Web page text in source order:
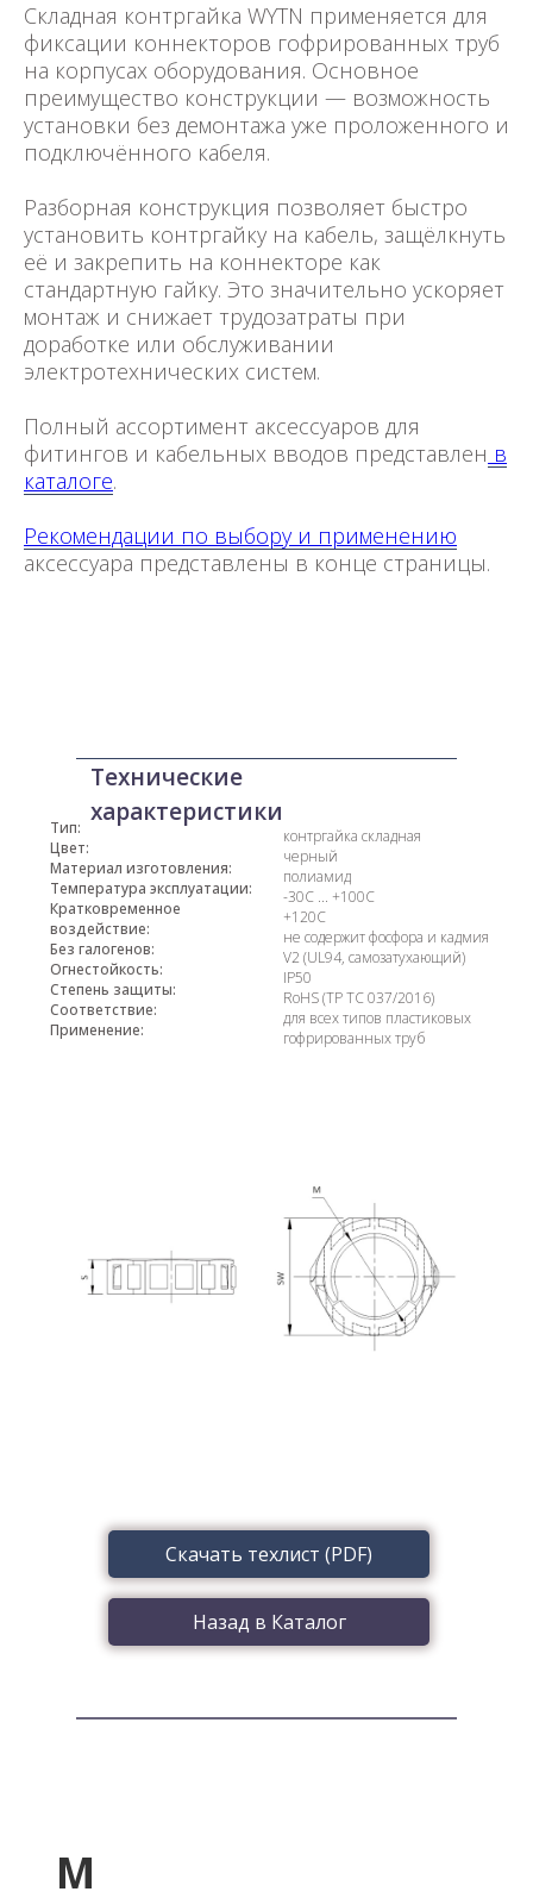
Складная контргайка WYTN применяется для
фиксации коннекторов гофрированных труб
на корпусах оборудования. Основное
преимущество конструкции — возможность
установки без демонтажа уже проложенного и
подключённого кабеля.
Разборная конструкция позволяет быстро
установить контргайку на кабель, защёлкнуть
её и закрепить на коннекторе как
стандартную гайку. Это значительно ускоряет
монтаж и снижает трудозатраты при
доработке или обслуживании
электротехнических систем.
Полный ассортимент аксессуаров для
фитингов и кабельных вводов представлен в
каталоге.
Рекомендации по выбору и применению
аксессуара представлены в конце страницы.
Скачать техлист (PDF)
Назад в Каталог
Технические
характеристики
контргайка складная
черный
полиамид
-30С ... +100С
+120С
не содержит фосфора и кадмия
V2 (UL94, самозатухающий)
IP50
RoHS (ТР ТС 037/2016)
для всех типов пластиковых
гофрированных труб
Тип:
Цвет:
Материал изготовления:
Температура эксплуатации:
Кратковременное
воздействие:
Без галогенов:
Огнестойкость:
Степень защиты:
Соответствие:
Применение:
M